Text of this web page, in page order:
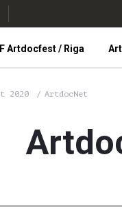
Artdocfest / Riga
2020 ArtdocNet